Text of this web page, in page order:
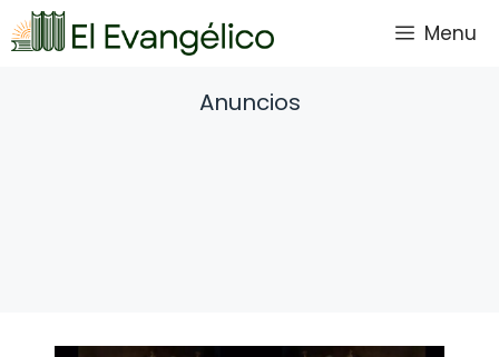
Saltar
al
Menu
Anuncios